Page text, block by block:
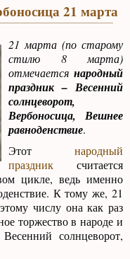
21 марта
21 марта (по старому
стилю 8 марта)
отмечается народный
праздник – Весенний
солнцеворот,
Вербоносица, Вешнее
равноденствие.
Этот народный
праздник считается
цикле, ведь именно
К тому же, 21
числу она как раз
торжество в народе и
солнцеворот,